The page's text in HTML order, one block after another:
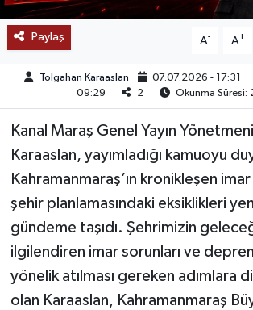
Paylaş A- A+
Tolgahan Karaaslan 07.07.2026 - 17:31
09:29
2 Okunma Süresi:
Kanal Maraş Genel Yayın
Karaaslan, yayımladığı kamuoyu
Kahramanmaraş’ın kronikleşen imar
şehir planlamasındaki eksiklikleri
gündeme taşıdı. Şehrimizin
ilgilendiren imar sorunları ve
yönelik atılması gereken adımlara
olan Karaaslan, Kahramanmaraş
DÜNYA
TREND
MEDYA
OTOMOTİV
YAŞAM
KÜLTÜR SANAT